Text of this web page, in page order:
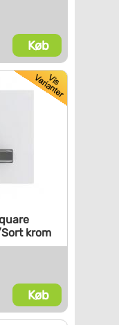
Køb
krom
Køb